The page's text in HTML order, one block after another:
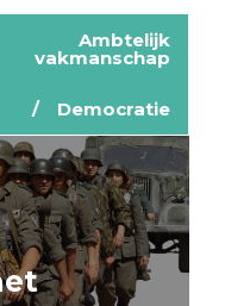
Ambtelijk
vakmanschap
Democratie